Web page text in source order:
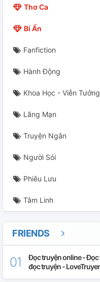
Thơ Ca
Bí Ẩn
Fanfiction
Hành Động
Khoa Học - Viễn Tưởng
Lãng Mạn
Truyện Ngắn
Người Sói
Phiêu Lưu
Tâm Linh
FRIENDS
Đọc truyện online - Đọc
đọc truyện -